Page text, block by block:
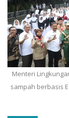
Menteri
sampah berbasis